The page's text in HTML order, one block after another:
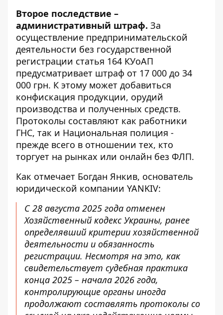
Второе последствие –
административный штраф. За
осуществление предпринимательской
деятельности без государственной
регистрации статья 164 КУоАП
предусматривает штраф от 17 000 до 34
000 грн. К этому может добавиться
конфискация продукции, орудий
производства и полученных средств.
Протоколы составляют как работники
ГНС, так и Национальная полиция -
прежде всего в отношении тех, кто
торгует на рынках или онлайн без ФЛП.
Как отмечает Богдан Янкив, основатель
юридической компании YANKIV:
С 28 августа 2025 года отменен
Хозяйственный кодекс Украины, ранее
определявший критерии хозяйственной
деятельности и обязанность
регистрации. Несмотря на это, как
свидетельствует судебная практика
конца 2025 – начала 2026 года,
контролирующие органы иногда
продолжают составлять протоколы со